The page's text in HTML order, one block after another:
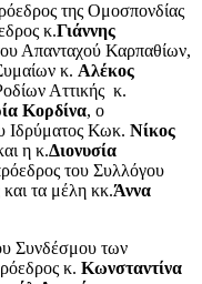
της Ομοσπονδίας
κ.Γιάννης
Απανταχού Καρπαθίων,
κ. Αλέκος
Αττικής κ.
Κορδίνα, ο
Ιδρύματος Κωκ. Νίκος
η κ.Διονυσία
του Συλλόγου
και τα μέλη κκ.Άννα
Συνδέσμου των
κ. Κωνσταντίνα